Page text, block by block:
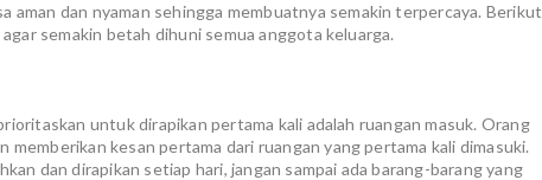
aman dan nyaman sehingga membuatnya semakin terpercaya. Berikut
semakin betah dihuni semua anggota keluarga.
untuk dirapikan pertama kali adalah ruangan masuk. Orang
memberikan kesan pertama dari ruangan yang pertama kali dimasuki.
dan dirapikan setiap hari, jangan sampai ada barang-barang yang